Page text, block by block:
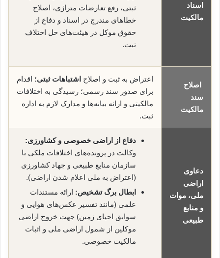
اسناد
مالکیت
ثبتی، رفع تعارضات متراژی، اصلاح
خطاهای مندرج در اسناد و دفاع از
حقوق موکل در هیئت‌های حل اختلاف
ثبت.
اصلاح
سند
مالکیت
اعتراض به ثبت و اصلاح اشتباهات ثبتی؛ اقدام
برای صدور سند رسمی؛ رسیدگی به اختلافات
مالکیتی و ارائه بیانه‌ها و مدارک لازم به اداره
ثبت.
دعاوی
اراضی
ملی، موات
و منابع
طبیعی
دفاع از اراضی خصوصی و کشاورزی:
وکالت در پرونده‌های اختلافات ملکی با
سازمان منابع طبیعی و جهاد کشاورزی
(اعتراض به ملی اعلام شدن اراضی).
ابطال برگ تشخیص: ارائه مستندات
علمی (مانند تفسیر عکس‌های هوایی و
سوابق احیای زمین) جهت خروج اراضی
موکلین از شمول اراضی ملی و اثبات
مالکیت خصوصی.